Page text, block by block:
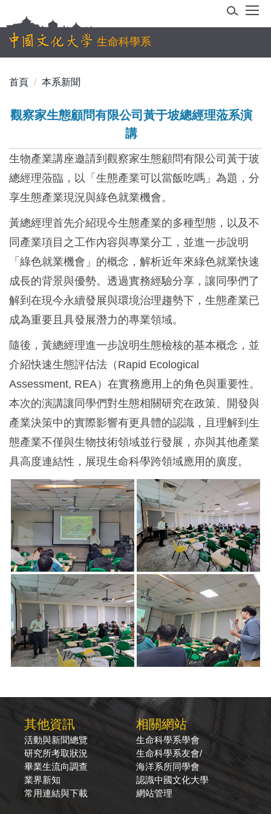
到
主
容
生命科學系
首頁 本系新聞
觀察家生態顧問有限公司黃于坡總經理蒞系演
講
生物產業講座邀請到觀察家生態顧問有限公司黃于玻
總經理蒞臨，以「生態產業可以當飯吃嗎」為題，分
享生態產業現況與綠色就業機會。
黃總經理首先介紹現今生態產業的多種型態，以及不
同產業項目之工作內容與專業分工，並進一步說明
「綠色就業機會」的概念，解析近年來綠色就業快速
成長的背景與優勢。透過實務經驗分享，讓同學們了
解到在現今永續發展與環境治理趨勢下，生態產業已
成為重要且具發展潛力的專業領域。
隨後，黃總經理進一步說明生態檢核的基本概念，並
介紹快速生態評估法（Rapid Ecological
Assessment, REA）在實務應用上的角色與重要性。
本次的演講讓同學們對生態相關研究在政策、開發與
產業決策中的實際影響有更具體的認識，且理解到生
態產業不僅與生物技術領域並行發展，亦與其他產業
具高度連結性，展現生命科學跨領域應用的廣度。
其他資訊
活動與新聞總覽
研究所考取狀況
畢業生流向調查
業界新知
常用連結與下載
相關網站
生命科學系學會
生命科學系友會/
海洋系所同學會
認識中國文化大學
網站管理